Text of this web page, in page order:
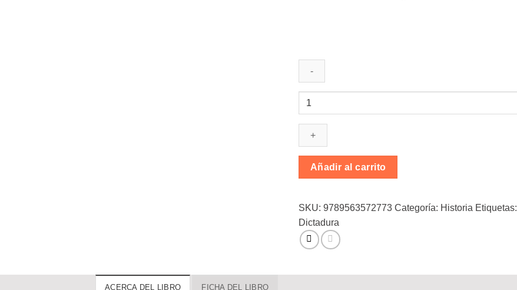
No
callar
cantidad
Añadir al carrito
SKU: 9789563572773 Categoría: Historia Etiquetas:
Dictadura
ACERCA DEL LIBRO FICHA DEL LIBRO